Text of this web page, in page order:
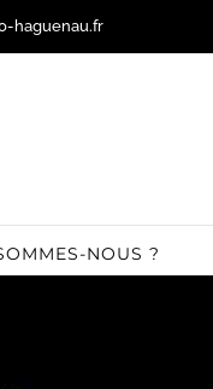
haguenau.fr
NOUS ?